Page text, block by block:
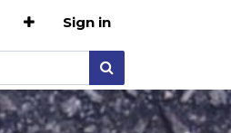
Sign in